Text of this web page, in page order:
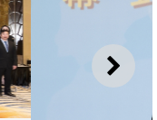
下一